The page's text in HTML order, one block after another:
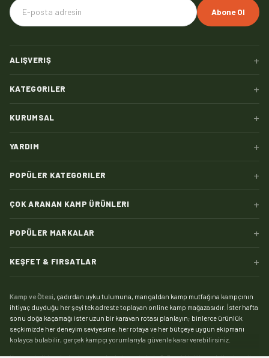
Abone Ol
ALIŞVERIŞ +
KATEGORILER +
KURUMSAL +
YARDIM +
POPÜLER KATEGORILER +
ÇOK ARANAN KAMP ÜRÜNLERI +
POPÜLER MARKALAR +
KEŞFET & FIRSATLAR +
Kamp ve Ötesi , çadırdan uyku tulumuna, mangaldan kamp mutfağına kampçının
ihtiyaç duyduğu her şeyi tek adreste toplayan online kamp mağazasıdır. İster hafta
sonu doğa kaçamağı ister uzun bir karavan rotası planlayın; binlerce ürünlük
seçkimizde her deneyim seviyesine, her rotaya ve her bütçeye uygun ekipmanı
kolayca bulabilir, gerçek kampçı yorumlarıyla güvenle karar verebilirsiniz.